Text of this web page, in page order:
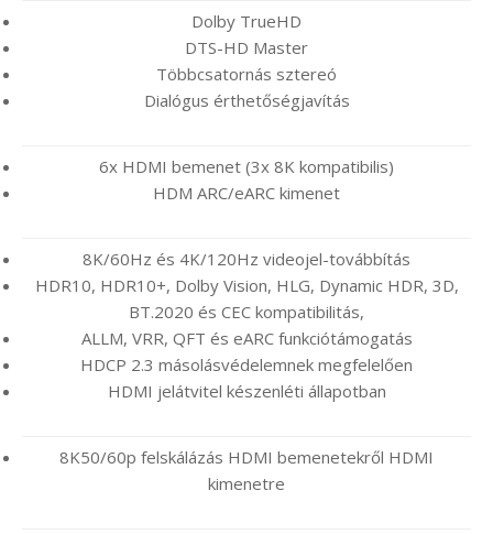
Dolby TrueHD
DTS-HD Master
Többcsatornás sztereó
Dialógus érthetőségjavítás
6x HDMI bemenet (3x 8K kompatibilis)
HDM ARC/eARC kimenet
8K/60Hz és 4K/120Hz videojel-továbbítás
HDR10, HDR10+, Dolby Vision, HLG, Dynamic HDR, 3D,
BT.2020 és CEC kompatibilitás,
ALLM, VRR, QFT és eARC funkciótámogatás
HDCP 2.3 másolásvédelemnek megfelelően
HDMI jelátvitel készenléti állapotban
8K50/60p felskálázás HDMI bemenetekről HDMI
kimenetre